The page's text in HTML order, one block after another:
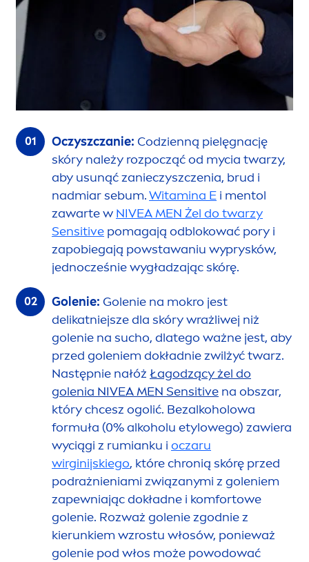
Oczyszczanie: Codzienną pielęgnację
skóry należy rozpocząć od mycia twarzy,
aby usunąć zanieczyszczenia, brud i
nadmiar sebum.Witamina E i mentol
zawarte w NIVEAMEN Żel do twarzy
Sensitive pomagają odblokować pory i
zapobiegają powstawaniu wyprysków,
jednocześnie wygładzając skórę.
Golenie: Golenie na mokro jest
delikatniejsze dla skóry wrażliwej niż
golenie na sucho, dlatego ważne jest, aby
przed goleniem dokładnie zwilżyć twarz.
Następnie nałóż Łagodzący żel do
golenia NIVEAMEN Sensitive na obszar,
który chcesz ogolić. Bezalkoholowa
formuła (0% alkoholu etylowego) zawiera
wyciągi z rumianku i oczaru
wirginijskiego, które chronią skórę przed
podrażnieniami związanymi z goleniem
zapewniając dokładne i komfortowe
golenie. Rozważ golenie zgodnie z
kierunkiem wzrostu włosów, ponieważ
golenie pod włos może powodować